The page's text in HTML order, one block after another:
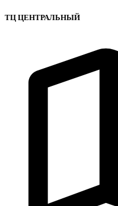
ТЦ ЦЕНТРАЛЬНЫЙ